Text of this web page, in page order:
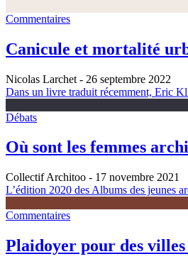
Commentaires
Canicule et mortalité
Nicolas Larchet - 26 septembre 2022
Dans un livre traduit récemment, Eric
Débats
Où sont les femmes
Collectif Architoo - 17 novembre 2021
L’édition 2020 des Albums des jeunes
Commentaires
Plaidoyer pour des